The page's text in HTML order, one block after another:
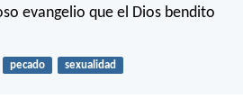
evangelio que el Dios bendito
pecado sexualidad